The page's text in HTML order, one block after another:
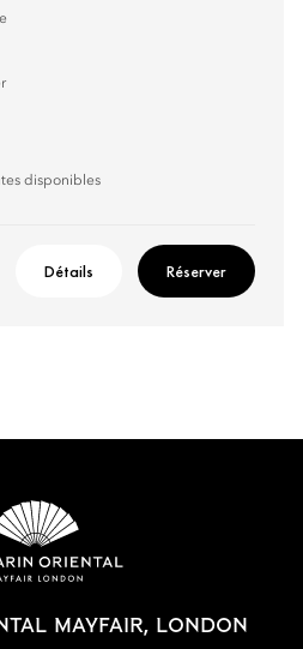
disponibles
Détails Réserver
MAYFAIR, LONDON